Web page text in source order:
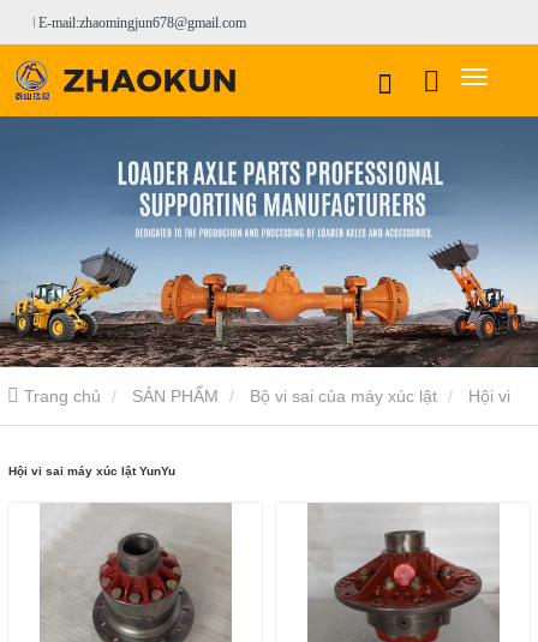
E-mail:zhaomingjun678@gmail.com
Trang chủ SẢN PHẨM Bộ vi sai của máy xúc lật
Hội vi sai máy xúc lật YunYu